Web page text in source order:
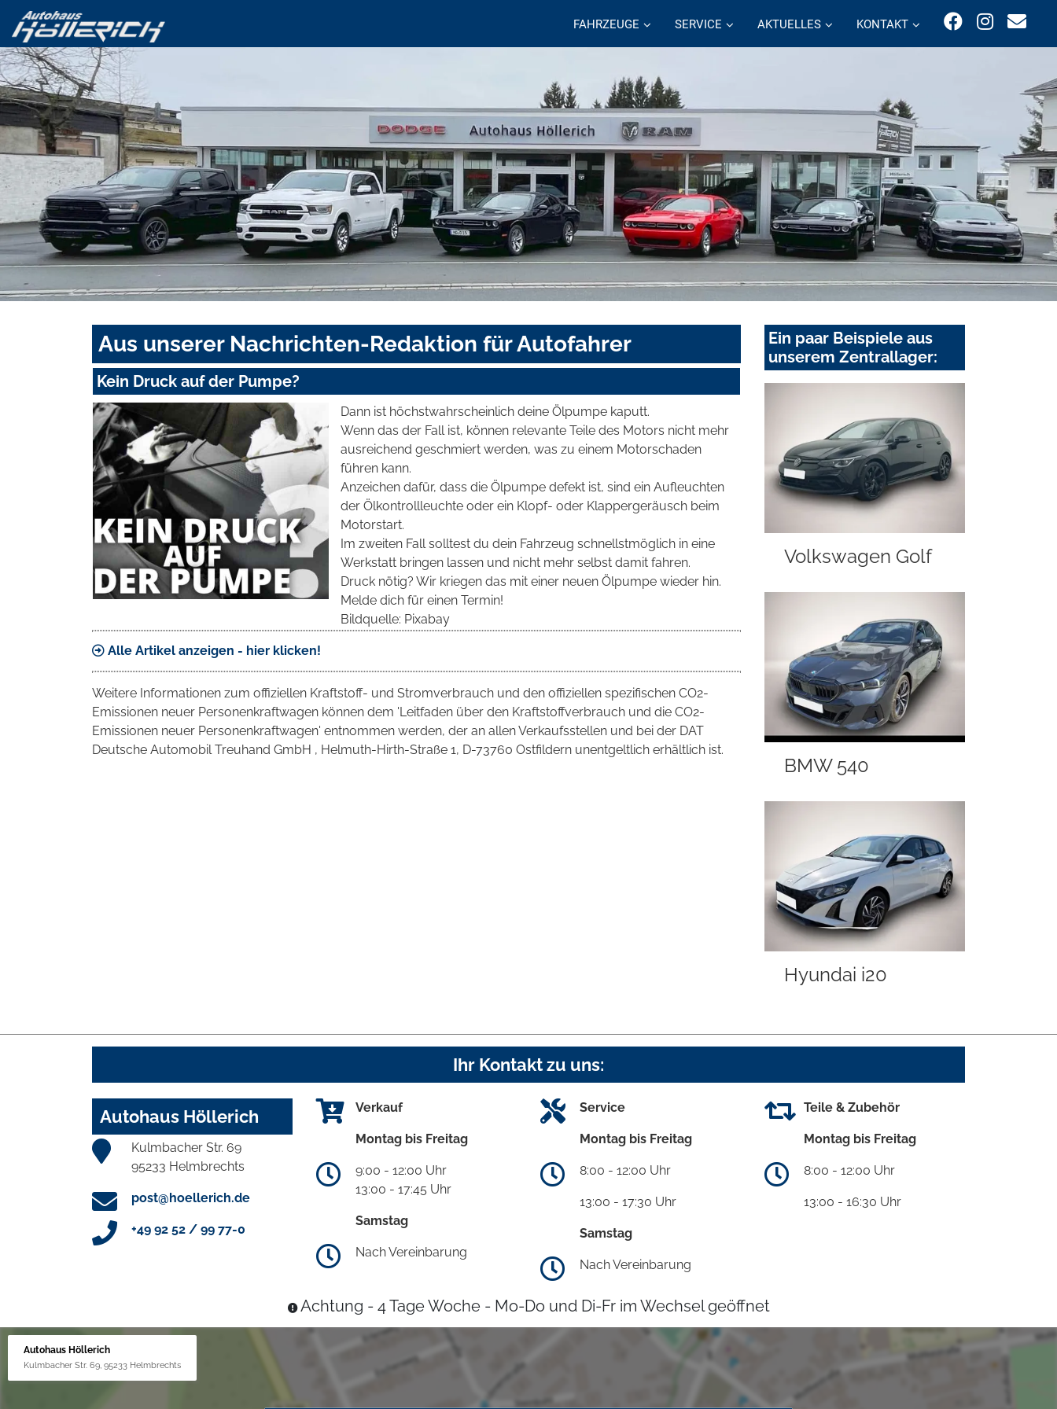
FAHRZEUGE SERVICE AKTUELLES KONTAKT
Aus unserer Nachrichten-Redaktion für Autofahrer
Kein Druck auf der Pumpe?
Dann ist höchstwahrscheinlich deine Ölpumpe kaputt.
Wenn das der Fall ist, können relevante Teile des Motors nicht mehr
ausreichend geschmiert werden, was zu einem Motorschaden
führen kann.
Anzeichen dafür, dass die Ölpumpe defekt ist, sind ein Aufleuchten
der Ölkontrollleuchte oder ein Klopf- oder Klappergeräusch beim
Motorstart.
Im zweiten Fall solltest du dein Fahrzeug schnellstmöglich in eine
Werkstatt bringen lassen und nicht mehr selbst damit fahren.
Druck nötig? Wir kriegen das mit einer neuen Ölpumpe wieder hin.
Melde dich für einen Termin!
Bildquelle: Pixabay
Alle Artikel anzeigen - hier klicken!
Weitere Informationen zum offiziellen Kraftstoff- und Stromverbrauch und den offiziellen spezifischen CO2-
Emissionen neuer Personenkraftwagen können dem 'Leitfaden über den Kraftstoffverbrauch und die CO2-
Emissionen neuer Personenkraftwagen' entnommen werden, der an allen Verkaufsstellen und bei der DAT
Deutsche Automobil Treuhand GmbH , Helmuth-Hirth-Straße 1, D-73760 Ostfildern unentgeltlich erhältlich ist.
Ein paar Beispiele aus
unserem Zentrallager:
Volkswagen Golf
BMW 540
Hyundai i20
Ihr Kontakt zu uns:
Autohaus Höllerich
Kulmbacher Str. 69
95233 Helmbrechts
post@hoellerich.de
+49 92 52 / 99 77-0
Verkauf
Montag bis Freitag
9:00 - 12:00 Uhr
13:00 - 17:45 Uhr
Samstag
Nach Vereinbarung
Service
Montag bis Freitag
8:00 - 12:00 Uhr
13:00 - 17:30 Uhr
Samstag
Nach Vereinbarung
Teile & Zubehör
Montag bis Freitag
8:00 - 12:00 Uhr
13:00 - 16:30 Uhr
Achtung - 4 Tage Woche - Mo-Do und Di-Fr im Wechsel geöffnet
Autohaus Höllerich
Kulmbacher Str. 69, 95233 Helmbrechts